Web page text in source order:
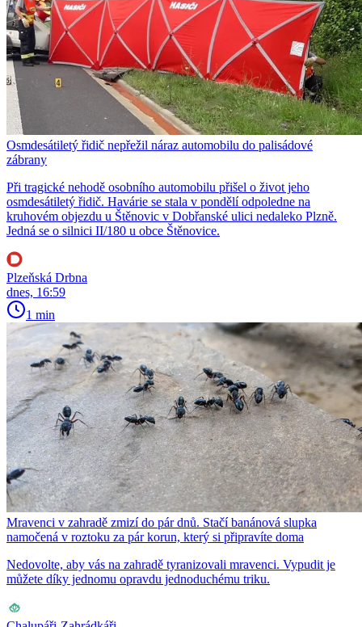
Osmdesátiletý řidič nepřežil náraz automobilu do palisádové
zábrany
Při tragické nehodě osobního automobilu přišel o život jeho
osmdesátiletý řidič. Havárie se stala v pondělí odpoledne na
kruhovém objezdu u Štěnovic v Dobřanské ulici nedaleko Plzně.
Jedná se o silnici II/180 u obce Štěnovice.
Plzeňská Drbna
dnes, 16:59
1 min
Mravenci v zahradě zmizí do pár dnů. Stačí banánová slupka
namočená v roztoku za pár korun, který si připravíte doma
Nedovolte, aby vás na zahradě tyranizovali mravenci. Vypudit je
můžete díky jednomu opravdu jednoduchému triku.